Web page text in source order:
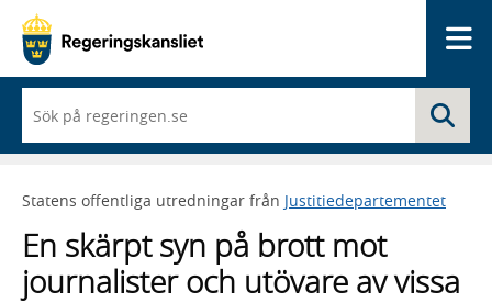
du
börjar
skriva
framträder
lista
med
sökförslag
Statens offentliga utredningar från Justitiedepartementet
En skärpt syn på brott mot
journalister och utövare av vissa